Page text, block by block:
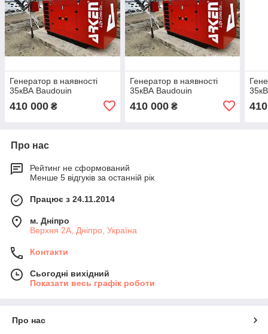
Генератор в наявності
35кВА Baudouin
410 000 ₴
Генератор в наявності
35кВА Baudouin
410 000₴
Про нас
Рейтинг не сформований
Менше 5 відгуків за останній рік
Працює з 24.11.2014
м. Дніпро
Верхня 2А, Дніпро, Україна
Контакти
Сьогодні вихідний
Показати весь графік роботи
Про нас